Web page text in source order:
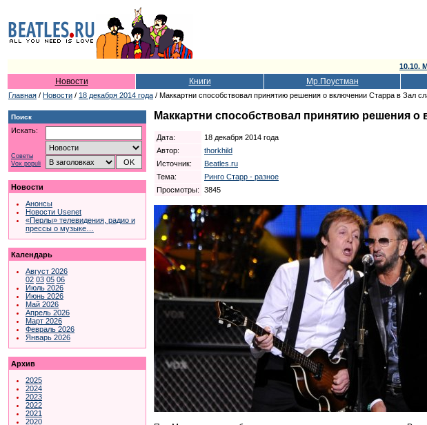
10.10.
Новости Книги Мр.Поустман
Главная / Новости / 18 декабря 2014 года / Маккартни способствовал принятию решения о включении Старра в Зал
Поиск
Искать:
Советы
Vox populi
Новости
Анонсы
Новости Usenet
«Перлы» телевидения, радио и
прессы о музыке…
Календарь
Август 2026
02 03 05 06
Июль 2026
Июнь 2026
Май 2026
Апрель 2026
Март 2026
Февраль 2026
Январь 2026
Архив
2025
2024
2023
2022
2021
2020
Маккартни способствовал принятию решения
Дата:
18 декабря 2014 года
Автор:
thorkhild
Источник:
Beatles.ru
Тема:
Ринго Старр - разное
Просмотры:
3845